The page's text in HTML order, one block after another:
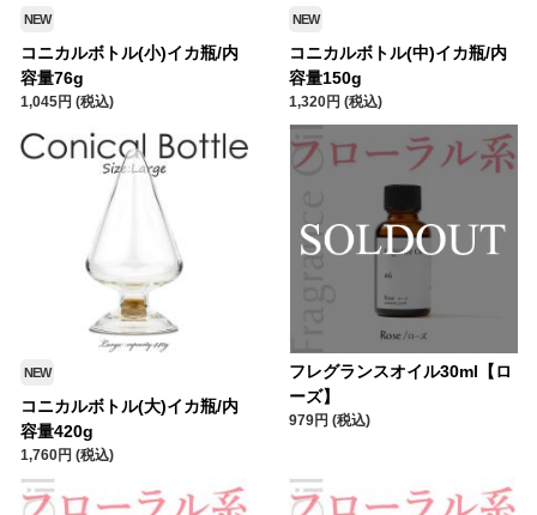
NEW
コニカルボトル(小)イカ瓶/内
容量76g
1,045円 (税込)
NEW
コニカルボトル(中)イカ瓶/内
容量150g
1,320円 (税込)
NEW
コニカルボトル(大)イカ瓶/内
容量420g
1,760円 (税込)
フレグランスオイル30ml【ロ
ーズ】
979円 (税込)